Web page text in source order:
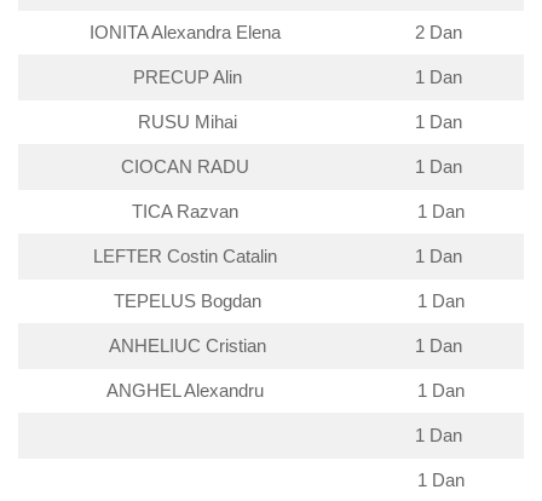
IONITA Alexandra Elena 2 Dan
PRECUP Alin 1 Dan
RUSU Mihai 1 Dan
CIOCAN RADU 1 Dan
TICA Razvan 1 Dan
LEFTER Costin Catalin 1 Dan
TEPELUS Bogdan 1 Dan
ANHELIUC Cristian 1 Dan
ANGHEL Alexandru 1 Dan
1 Dan
1 Dan